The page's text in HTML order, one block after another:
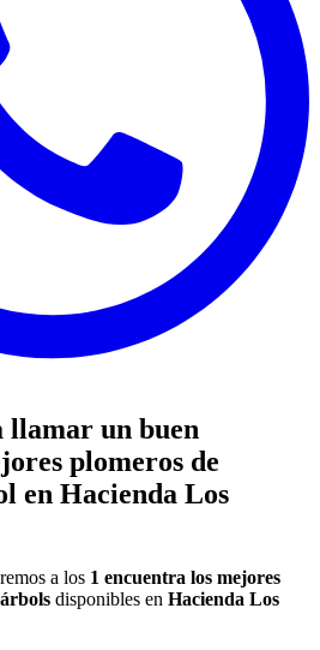
llamar un buen
plomeros de
en Hacienda Los
a los 1 encuentra los mejores
disponibles en Hacienda Los